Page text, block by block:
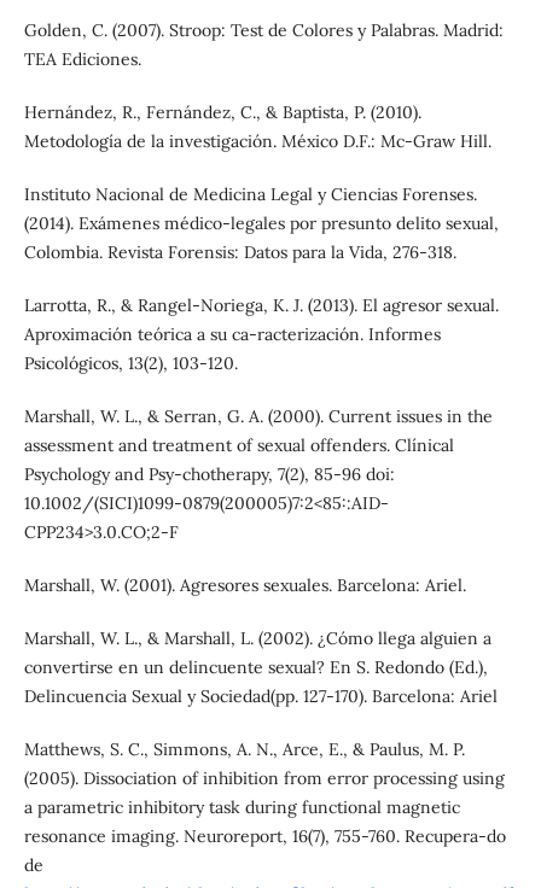
Golden, C. (2007). Stroop: Test de Colores y Palabras. Madrid:
TEA Ediciones.
Hernández, R., Fernández, C., & Baptista, P. (2010).
Metodología de la investigación. México D.F.: Mc-Graw Hill.
Instituto Nacional de Medicina Legal y Ciencias Forenses.
(2014). Exámenes médico-legales por presunto delito sexual,
Colombia. Revista Forensis: Datos para la Vida, 276-318.
Larrotta, R., & Rangel-Noriega, K. J. (2013). El agresor sexual.
Aproximación teórica a su ca-racterización. Informes
Psicológicos, 13(2), 103-120.
Marshall, W. L., & Serran, G. A. (2000). Current issues in the
assessment and treatment of sexual offenders. Clínical
Psychology and Psy-chotherapy, 7(2), 85-96 doi:
10.1002/(SICI)1099-0879(200005)7:2<85::AID-
CPP234>3.0.CO;2-F
Marshall, W. (2001). Agresores sexuales. Barcelona: Ariel.
Marshall, W. L., & Marshall, L. (2002). ¿Cómo llega alguien a
convertirse en un delincuente sexual? En S. Redondo (Ed.),
Delincuencia Sexual y Sociedad(pp. 127-170). Barcelona: Ariel
Matthews, S. C., Simmons, A. N., Arce, E., & Paulus, M. P.
(2005). Dissociation of inhibition from error processing using
a parametric inhibitory task during functional magnetic
resonance imaging. Neuroreport, 16(7), 755-760. Recupera-do
de